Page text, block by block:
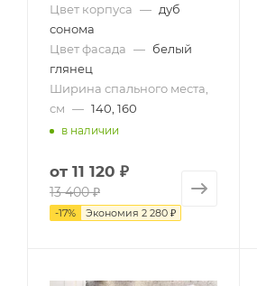
Цвет корпуса — дуб
сонома
Цвет фасада — белый
глянец
Ширина спального места,
см — 140, 160
в наличии
от 11 120 ₽
13 400 ₽
-17% Экономия 2 280 ₽